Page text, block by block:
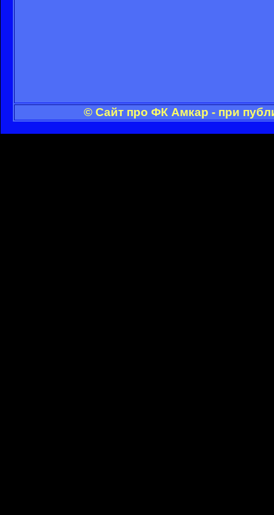
© Сайт про ФК Амкар - при